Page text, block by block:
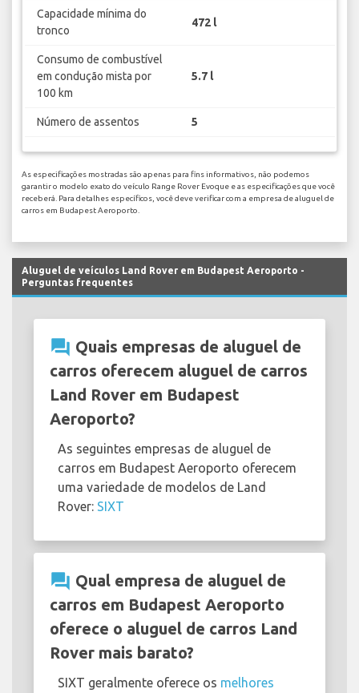
Capacidade mínima do
tronco
472 l
Consumo de combustível
em condução mista por
100 km
5.7 l
Número de assentos 5
As especificações mostradas são apenas para fins informativos, não podemos
garantir o modelo exato do veículo Range Rover Evoque e as especificações que você
receberá. Para detalhes específicos, você deve verificar com a empresa de aluguel de
carros em Budapest Aeroporto.
Aluguel de veículos Land Rover em Budapest Aeroporto -
Perguntas frequentes
question_answer Quais empresas de aluguel de
carros oferecem aluguel de carros
Land Rover em Budapest
Aeroporto?
As seguintes empresas de aluguel de
carros em Budapest Aeroporto oferecem
uma variedade de modelos de Land
Rover: SIXT
question_answer Qual empresa de aluguel de
carros em Budapest Aeroporto
oferece o aluguel de carros Land
Rover mais barato?
SIXT geralmente oferece os melhores